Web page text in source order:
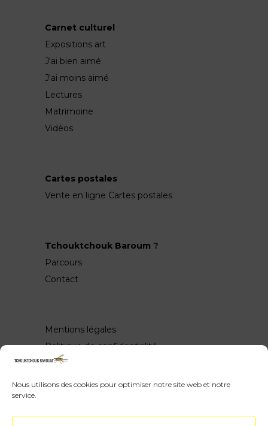
Nous utilisons des cookies pour optimiser notre site web et notre
service.
Carnet culturel
Expositions art
J'ai bien aimé
J'ai moins aimé
Lectures
Matrimoine
Vidéos
Cartes postales
Vente en ligne Cartes postales
Tchouktchouk Baroum ?
Parcours
Contact
Mentions légales
Politique de confidentialité